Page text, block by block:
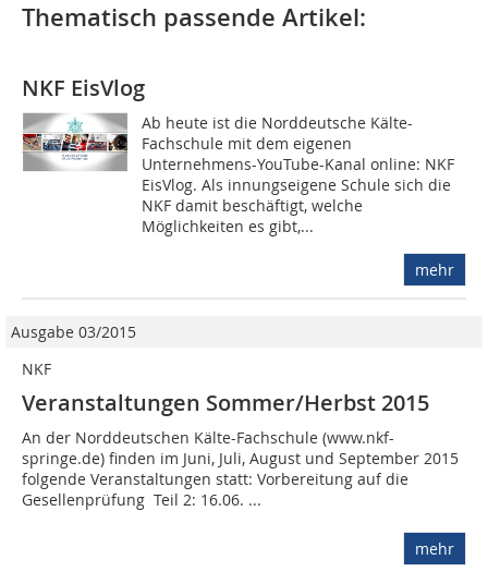
Thematisch passende Artikel:
NKF EisVlog
Ab heute ist die Norddeutsche Kälte-
Fachschule mit dem eigenen
Unternehmens-YouTube-Kanal online: NKF
EisVlog. Als innungseigene Schule sich die
NKF damit beschäftigt, welche
Möglichkeiten es gibt,...
mehr
Ausgabe 03/2015
NKF
Veranstaltungen Sommer/Herbst 2015
An der Norddeutschen Kälte-Fachschule (www.nkf-
springe.de) finden im Juni, Juli, August und September 2015
folgende Veranstaltungen statt: Vorbereitung auf die
Gesellenprüfung  Teil 2: 16.06. ...
mehr